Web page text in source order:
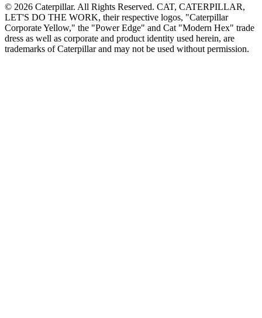
© 2026 Caterpillar. All Rights Reserved. CAT, CATERPILLAR,
LET'S DO THE WORK, their respective logos, "Caterpillar
Corporate Yellow," the "Power Edge" and Cat "Modern Hex" trade
dress as well as corporate and product identity used herein, are
trademarks of Caterpillar and may not be used without permission.